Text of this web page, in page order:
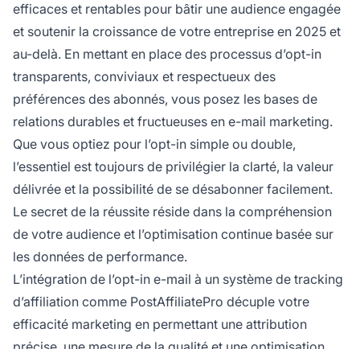
efficaces et rentables pour bâtir une audience engagée
et soutenir la croissance de votre entreprise en 2025 et
au-delà. En mettant en place des processus d’opt-in
transparents, conviviaux et respectueux des
préférences des abonnés, vous posez les bases de
relations durables et fructueuses en e-mail marketing.
Que vous optiez pour l’opt-in simple ou double,
l’essentiel est toujours de privilégier la clarté, la valeur
délivrée et la possibilité de se désabonner facilement.
Le secret de la réussite réside dans la compréhension
de votre audience et l’optimisation continue basée sur
les données de performance.
L’intégration de l’opt-in e-mail à un système de tracking
d’affiliation comme PostAffiliatePro décuple votre
efficacité marketing en permettant une attribution